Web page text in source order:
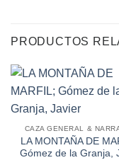
PRODUCTOS
CAZA GENERAL &
LA MONTAÑA DE
Gómez de la Granja,